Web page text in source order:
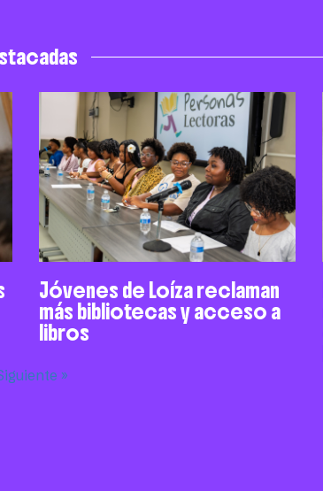
Jóvenes de Loíza reclaman
más bibliotecas y acceso a
libros
»